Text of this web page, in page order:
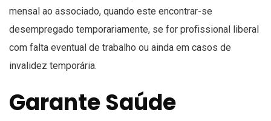
mensal ao associado, quando este encontrar-se
desempregado temporariamente, se for profissional liberal
com falta eventual de trabalho ou ainda em casos de
invalidez temporária.
Garante Saúde